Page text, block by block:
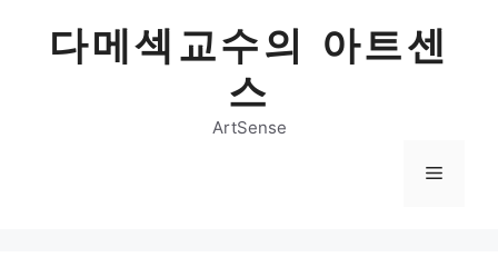
다메섹교수의 아트센
스
ArtSense
Menu